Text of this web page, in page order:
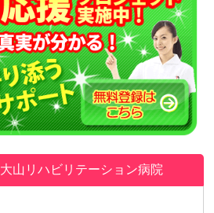
大山リハビリテーション病院